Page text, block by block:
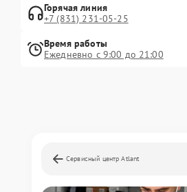
Горячая линия
+7 (831) 231-05-25
Время работы
Ежедневно с 9:00 до 21:00
Сервисный центр Atlant